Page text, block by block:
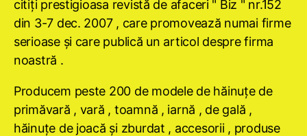
citiţi prestigioasa revistă de afaceri " Biz " nr.152
din 3-7 dec. 2007 , care promovează numai firme
serioase şi care publică un articol despre firma
noastră .
Producem peste 200 de modele de hăinuţe de
primăvară , vară , toamnă , iarnă , de gală ,
hăinuţe de joacă şi zburdat , accesorii , produse